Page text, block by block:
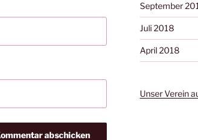
September
Juli 2018
April 2018
Unser Verein